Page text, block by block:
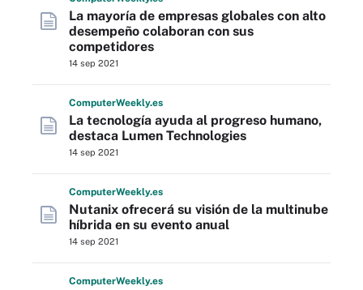
La mayoría de empresas globales con alto
desempeño colaboran con sus
competidores
14 sep 2021
ComputerWeekly.es
La tecnología ayuda al progreso humano,
destaca Lumen Technologies
14 sep 2021
ComputerWeekly.es
Nutanix ofrecerá su visión de la multinube
híbrida en su evento anual
14 sep 2021
ComputerWeekly.es